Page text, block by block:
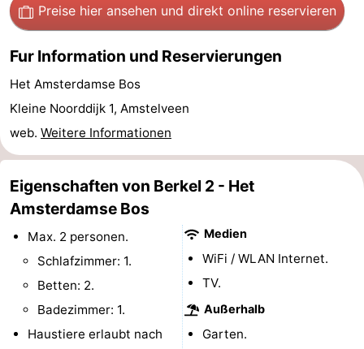
Märkte
-
Spezial
Kanale
Coffeeshops
Homohauptstadt
Rotlichtviertel
Preise hier ansehen und direkt online reservieren
Fur Information und Reservierungen
Het Amsterdamse Bos
Kleine Noorddijk 1, Amstelveen
web. Weitere Informationen
Eigenschaften von Berkel 2 - Het
Amsterdamse Bos
Max. 2 personen.
Schlafzimmer: 1.
Betten: 2.
Badezimmer: 1.
Haustiere erlaubt nach
Medien
WiFi / WLAN Internet.
TV.
Außerhalb
Garten.